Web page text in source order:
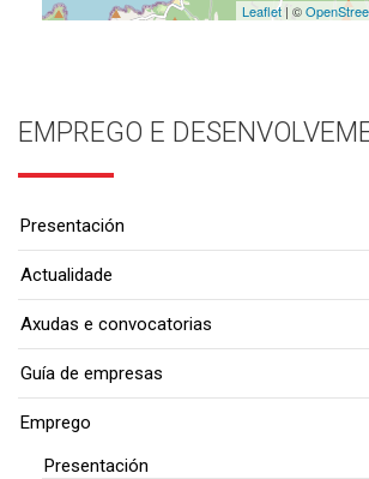
Leaflet| ©
EMPREGO E
Presentación
Actualidade
Axudas e convocatorias
Guía de empresas
Emprego
Presentación